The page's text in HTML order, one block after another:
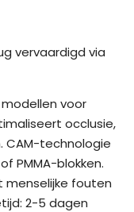
vervaardigd via
voor
occlusie,
CAM-technologie
PMMA-blokken.
menselijke fouten
2-5 dagen